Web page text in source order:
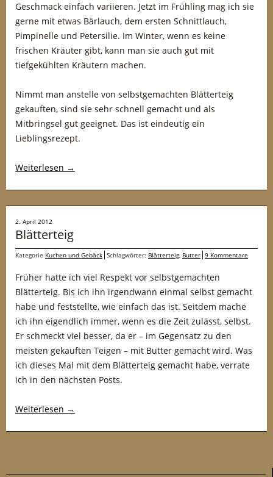
Geschmack einfach variieren. Jetzt im Frühling mag ich sie
gerne mit etwas Bärlauch, dem ersten Schnittlauch,
Pimpinelle und Petersilie. Im Winter, wenn es keine
frischen Kräuter gibt, kann man sie auch gut mit
tiefgekühlten Kräutern machen.
Nimmt man anstelle von selbstgemachten Blätterteig
gekauften, sind sie sehr schnell gemacht und als
Mitbringsel gut geeignet. Das ist eindeutig ein
Lieblingsrezept.
Weiterlesen →
2. April 2012
Blätterteig
Kategorie Kuchen und Gebäck Schlagwörter: Blätterteig, Butter 9 Kommentare
Früher hatte ich viel Respekt vor selbstgemachten
Blätterteig. Bis ich ihn irgendwann einmal selbst gemacht
habe und feststellte, wie einfach das ist. Seitdem mache
ich ihn eigendlich immer, wenn es die Zeit zulässt, selbst.
Er schmeckt viel besser, da er – im Gegensatz zu den
meisten gekauften Teigen – mit Butter gemacht wird. Was
ich dieses Mal mit dem Blätterteig gemacht habe, verrate
ich in den nächsten Posts.
Weiterlesen →